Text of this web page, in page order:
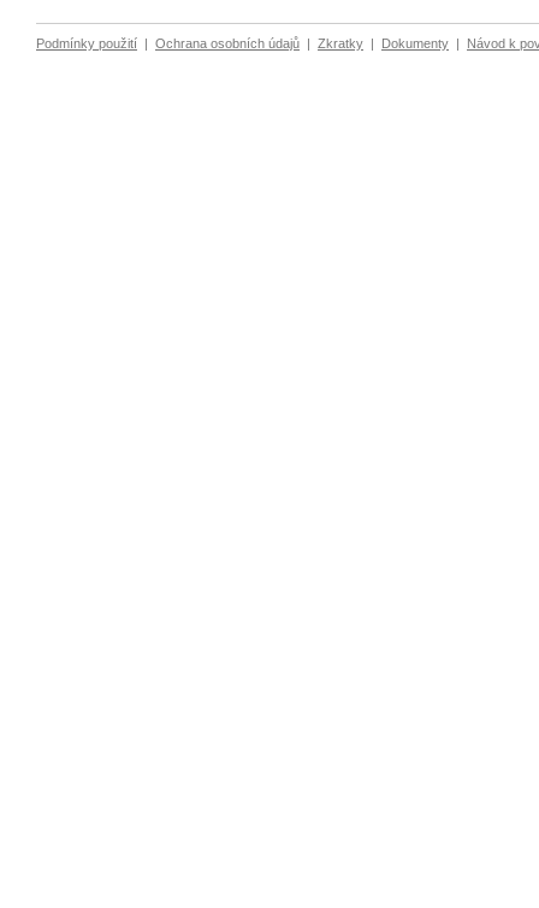
Podmínky použití | Ochrana osobních údajů | Zkratky | Dokumenty | Návod k